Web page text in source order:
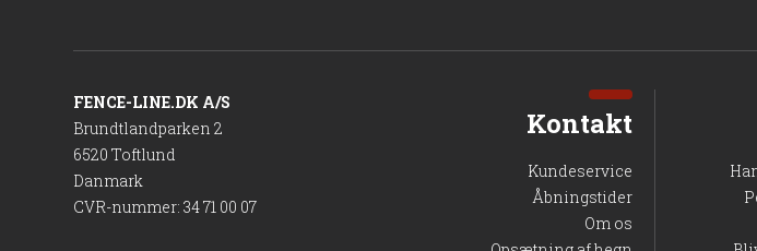
FENCE-LINE.DK A/S
Brundtlandparken 2
6520 Toftlund
Danmark
CVR-nummer: 34 71 00 07
Kontakt
Kundeservice
Åbningstider
Om os